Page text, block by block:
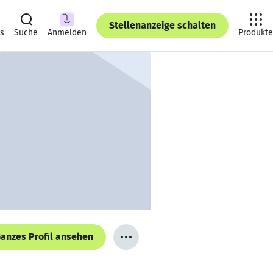
Suche Anmelden
Stellenanzeige schalten
Produkte
Profil ansehen